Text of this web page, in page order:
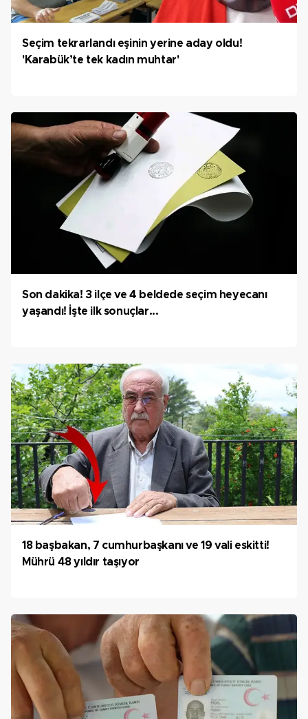
Seçim tekrarlandı eşinin yerine aday oldu!
'Karabük’te tek kadın muhtar'
Son dakika! 3 ilçe ve 4 beldede seçim heyecanı
yaşandı! İşte ilk sonuçlar...
18 başbakan, 7 cumhurbaşkanı ve 19 vali eskitti!
Mührü 48 yıldır taşıyor